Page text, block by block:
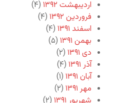
اردیبهشت ۱۳۹۲
(۴)
فروردین ۱۳۹۲
(۴)
اسفند ۱۳۹۱
(۴)
بهمن ۱۳۹۱
(۵)
دی ۱۳۹۱
(۲)
آذر ۱۳۹۱
(۴)
آبان ۱۳۹۱
(۱)
مهر ۱۳۹۱
(۲)